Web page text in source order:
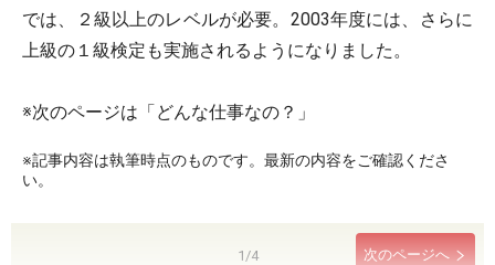
では、２級以上のレベルが必要。2003年度には、さらに
上級の１級検定も実施されるようになりました。
※次のページは「どんな仕事なの？」
※記事内容は執筆時点のものです。最新の内容をご確認くださ
い。
1 /4 次のページへ